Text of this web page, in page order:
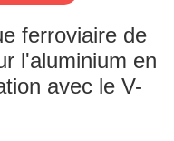
ferroviaire de
l'aluminium en
avec le V-